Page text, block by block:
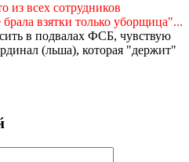
из всех сотрудников
брала взятки только уборщица"...
в подвалах ФСБ, чувствую
(льша), которая "держит"